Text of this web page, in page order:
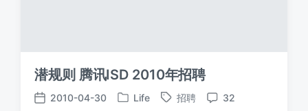
潜规则 腾讯ISD 2010年招聘
发
2010-04-30
发
Life
标
招聘
评
32